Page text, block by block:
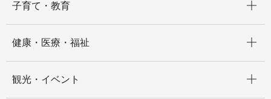
子育て・教育
健康・医療・福祉
観光・イベント